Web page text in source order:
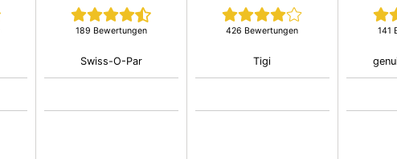
189 Bewertungen
Swiss-O-Par
426 Bewertungen
Tigi
141